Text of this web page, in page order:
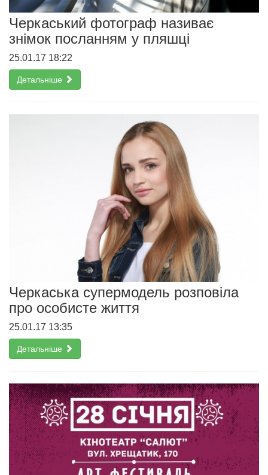
Черкаський фотограф називає
знімок посланням у пляшці
25.01.17 18:22
Детальніше
Черкаська супермодель розповіла
про особисте життя
25.01.17 13:35
Детальніше